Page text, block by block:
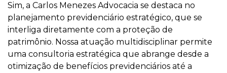
Sim, a Carlos Menezes Advocacia se destaca no
planejamento previdenciário estratégico, que se
interliga diretamente com a proteção de
patrimônio. Nossa atuação multidisciplinar permite
uma consultoria estratégica que abrange desde a
otimização de benefícios previdenciários até a